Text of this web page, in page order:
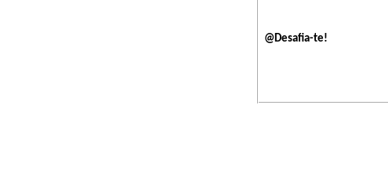
@Desafia-te!